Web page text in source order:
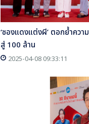
‘ซองแดงแต่งผี’ ตอกย้ำคว
สู่ 100 ล้าน
2025-04-08 09:33:11